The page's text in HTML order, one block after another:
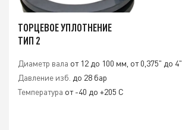
ТОРЦЕВОЕ УПЛОТНЕНИЕ
ТИП 2
Диаметр вала от 12 до 100 мм, от 0,375" до 4"
Давление изб. до 28 бар
Температура от -40 до +205 С